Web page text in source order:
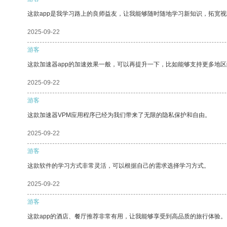
这款app是我学习路上的良师益友，让我能够随时随地学习新知识，拓宽视
2025-09-22
游客
这款加速器app的加速效果一般，可以再提升一下，比如能够支持更多地区
2025-09-22
游客
这款加速器VPM应用程序已经为我们带来了无限的隐私保护和自由。
2025-09-22
游客
这款软件的学习方式非常灵活，可以根据自己的需求选择学习方式。
2025-09-22
游客
这款app的酒店、餐厅推荐非常有用，让我能够享受到高品质的旅行体验。